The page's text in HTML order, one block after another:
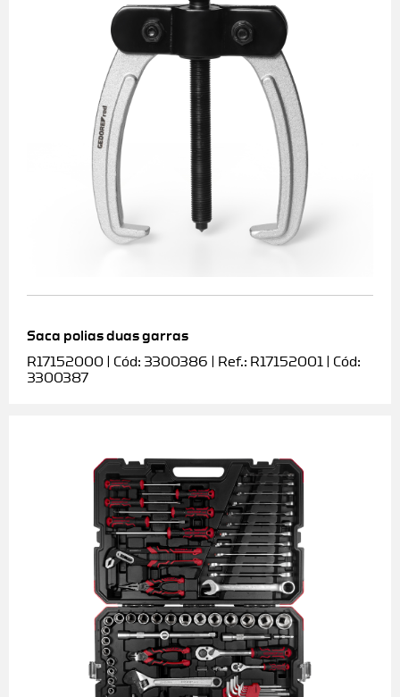
Saca polias duas garras
R17152000 | Cód: 3300386 | Ref.: R17152001 | Cód:
3300387